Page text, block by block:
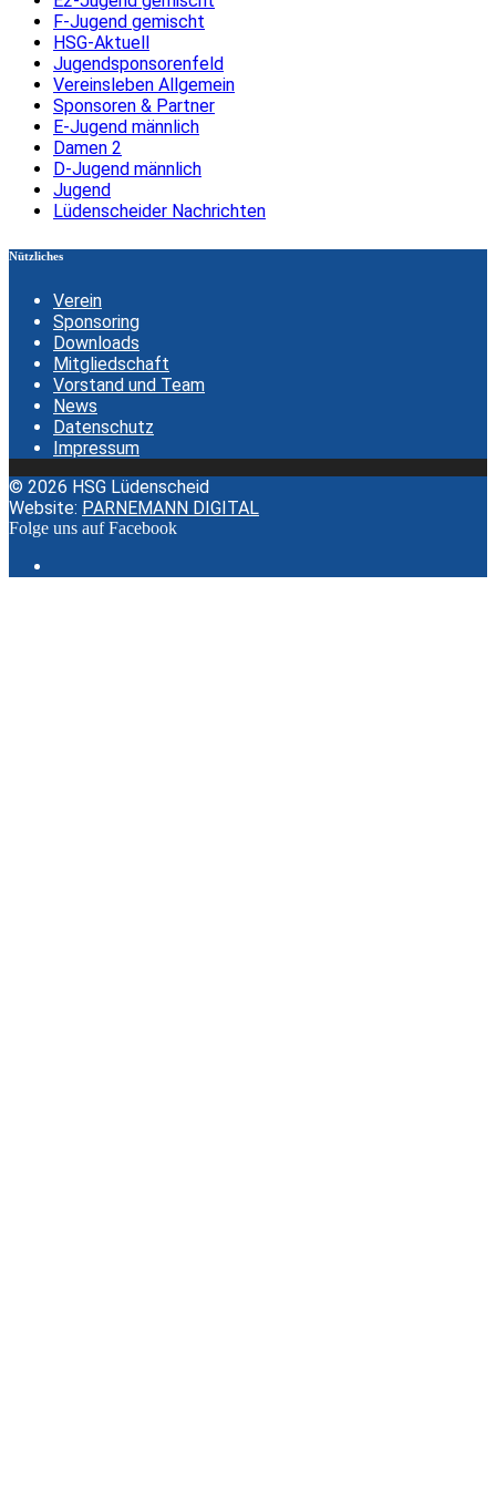
F-Jugend gemischt
HSG-Aktuell
Jugendsponsorenfeld
Vereinsleben Allgemein
Sponsoren & Partner
E-Jugend männlich
Damen 2
D-Jugend männlich
Jugend
Lüdenscheider Nachrichten
Nützliches
Verein
Sponsoring
Downloads
Mitgliedschaft
Vorstand und Team
News
Datenschutz
Impressum
© 2026 HSG Lüdenscheid
Website: PARNEMANN DIGITAL
Folge uns auf Facebook